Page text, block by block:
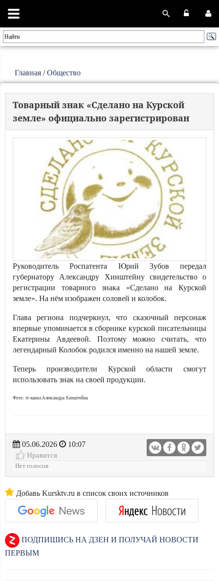
Главная /Общество
Товарный знак «Сделано на Курской
земле» официально зарегистрирован
Руководитель Роспатента Юрий Зубов передал
губернатору Александру Хинштейну свидетельство о
регистрации товарного знака «Сделано на Курской
земле». На нём изображен соловей и колобок.
Глава региона подчеркнул, что сказочный персонаж
впервые упоминается в сборнике курской писательницы
Екатерины Авдеевой. Поэтому можно считать, что
легендарный Колобок родился именно на нашей земле.
Теперь производители Курской области смогут
использовать знак на своей продукции.
Фото: тг-канал Александра Хинштейна
05.06.2026
10:07
Нравится
Нет голосов
Добавь Kursktv.ru в список своих источников
ПОДПИШИСЬ НА ДЗЕН И ПОЛУЧАЙ НОВОСТИ
ПЕРВЫМ